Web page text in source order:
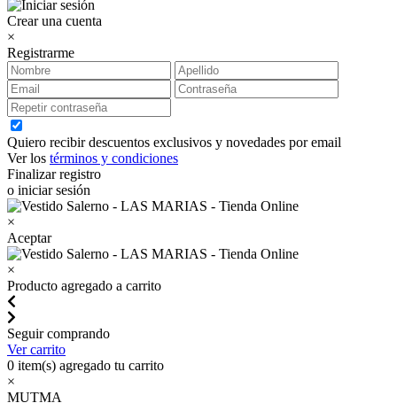
Crear una cuenta
×
Registrarme
Quiero recibir descuentos exclusivos y novedades por email
Ver los términos y condiciones
Finalizar registro
o iniciar sesión
×
Aceptar
×
Producto agregado a carrito
Seguir comprando
Ver carrito
0 item(s) agregado tu carrito
×
MUTMA